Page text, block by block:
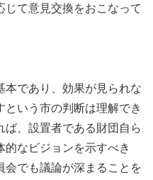
じて意見交換をおこなって
本であり、効果が見られな
いう市の判断は理解でき
ば、設置者である財団自ら
的なビジョンを示すべき
会でも議論が深まることを